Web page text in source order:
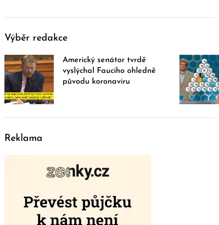
Výběr redakce
Americký senátor tvrdě
vyslýchal Fauciho ohledně
původu koronaviru
Reklama